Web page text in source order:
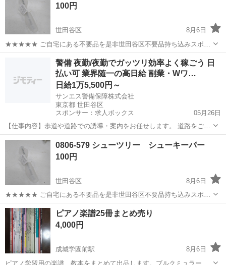
します。早い者勝ちでは...
100円
世田谷区
8月6日
★★★★★ ご自宅にある不要品を是非世田谷区不要品持ち込みスポッ
トへお持ち込みしませんか？ 家電や家具、レジャー用品などが無料で
まとめて持ち込めます！ ※詳細はこちらのページをご確認ください。
世田谷区 本/CD/DVD シューキーパー
警備 夜勤/夜勤でガッツリ効率よく稼ごう 日
払い可 業界随一の高日給 副業・Wワ…
日給1万5,500円～
サンエス警備保障株式会社
東京都 世田谷区
スポンサー：求人ボックス
05月26日
【仕事内容】歩道や道路での誘導・案内をお任せします。 道路をご利
用される車両や歩行者の方が安全に安心して通行するために適切に誘
導してください。 勤務地へは直行直帰OKです! <未経験でも安心!!> 丁
寧な研修20hで基本的な知識を...
アルバイト・パート
0806-579 シューツリー シューキーパー
100円
世田谷区
8月6日
★★★★★ ご自宅にある不要品を是非世田谷区不要品持ち込みスポッ
トへお持ち込みしませんか？ 家電や家具、レジャー用品などが無料で
まとめて持ち込めます！ ※詳細はこちらのページをご確認ください。
https://jmt...
東京 世田谷区 本/CD/DVD シューキーパー
ピアノ楽譜25冊まとめ売り
4,000円
成城学園前駅
8月6日
ピアノ学習用の楽譜、教本をまとめて出品します。ブルクミュラー、